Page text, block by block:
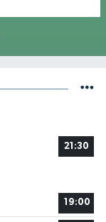
21:30
19:00